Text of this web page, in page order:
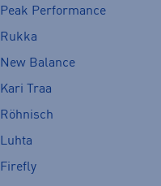
Peak Performance
Rukka
New Balance
Kari Traa
Röhnisch
Luhta
Firefly